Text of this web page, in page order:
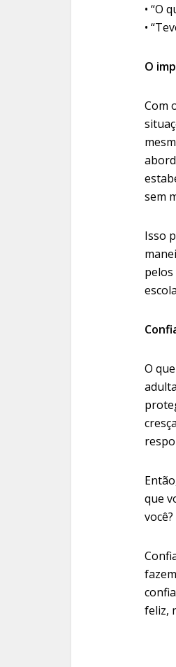
• “O
•
O
Com
sem
Isso
O
que
feliz,